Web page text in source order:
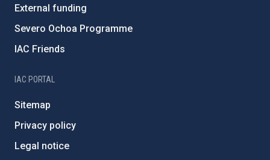
External funding
Severo Ochoa Programme
IAC Friends
IAC PORTAL
Sitemap
Privacy policy
Legal notice